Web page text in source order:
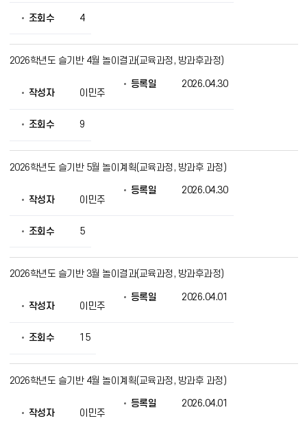
조회수 4
2026학년도 슬기반 4월 놀이결과(교육과정, 방과후과정)
작성자 이민주
등록일 2026.04.30
조회수 9
2026학년도 슬기반 5월 놀이계획(교육과정, 방과후 과정)
작성자 이민주
등록일 2026.04.30
조회수 5
2026학년도 슬기반 3월 놀이결과(교육과정, 방과후과정)
작성자 이민주
등록일 2026.04.01
조회수 15
2026학년도 슬기반 4월 놀이계획(교육과정, 방과후 과정)
작성자 이민주
등록일 2026.04.01